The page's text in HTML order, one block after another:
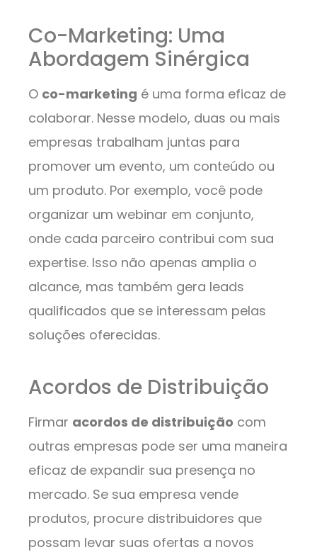
Co-Marketing: Uma
Abordagem Sinérgica
O co-marketing é uma forma eficaz de
colaborar. Nesse modelo, duas ou mais
empresas trabalham juntas para
promover um evento, um conteúdo ou
um produto. Por exemplo, você pode
organizar um webinar em conjunto,
onde cada parceiro contribui com sua
expertise. Isso não apenas amplia o
alcance, mas também gera leads
qualificados que se interessam pelas
soluções oferecidas.
Acordos de Distribuição
Firmar acordos de distribuição com
outras empresas pode ser uma maneira
eficaz de expandir sua presença no
mercado. Se sua empresa vende
produtos, procure distribuidores que
possam levar suas ofertas a novos